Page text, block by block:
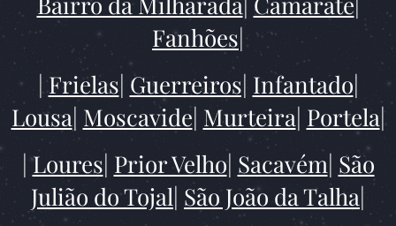
Fanhões|
|Frielas| Guerreiros| Infantado|
Lousa| Moscavide| Murteira| Portela|
|Loures| Prior Velho| Sacavém| São
Julião do Tojal| São João da Talha|